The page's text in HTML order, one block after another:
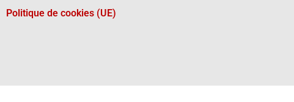
Politique de cookies (UE)